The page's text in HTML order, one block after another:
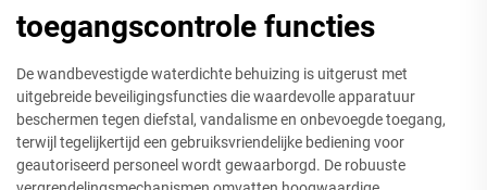
toegangscontrole functies
De wandbevestigde waterdichte behuizing is uitgerust met
uitgebreide beveiligingsfuncties die waardevolle apparatuur
beschermen tegen diefstal, vandalisme en onbevoegde toegang,
terwijl tegelijkertijd een gebruiksvriendelijke bediening voor
geautoriseerd personeel wordt gewaarborgd. De robuuste